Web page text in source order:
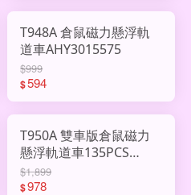
T948A 倉鼠磁力懸浮軌
道車AHY3015575
$999
$594
T950A 雙車版倉鼠磁力
懸浮軌道車135PCS
AHY3015573
$1,899
$978